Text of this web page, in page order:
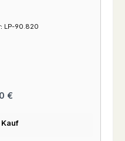
LP-90.820
Preis:
€